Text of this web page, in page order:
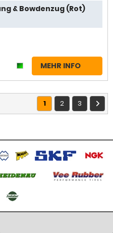
& Bowdenzug (Rot)
MEHR INFO
1 2 3